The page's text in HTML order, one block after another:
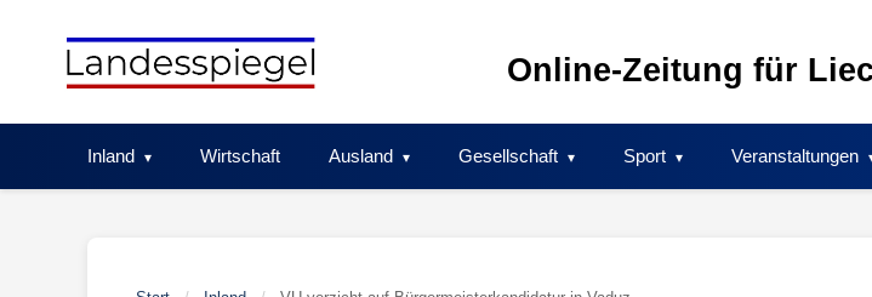
Online-Zeitung für
Inland Wirtschaft Ausland Gesellschaft Sport Veranstaltungen